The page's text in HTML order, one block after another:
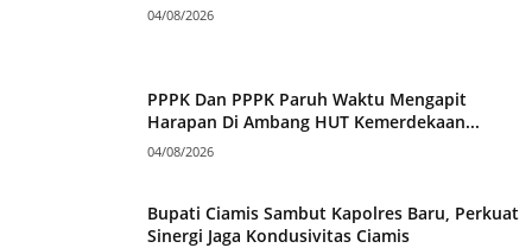
04/08/2026
PPPK Dan PPPK Paruh Waktu Mengapit
Harapan Di Ambang HUT Kemerdekaan...
04/08/2026
Bupati Ciamis Sambut Kapolres Baru, Perkuat
Sinergi Jaga Kondusivitas Ciamis